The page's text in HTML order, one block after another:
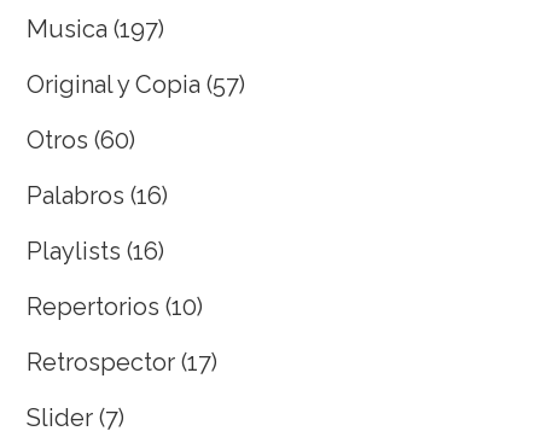
Musica (197)
Original y Copia (57)
Otros (60)
Palabros (16)
Playlists (16)
Repertorios (10)
Retrospector (17)
Slider (7)